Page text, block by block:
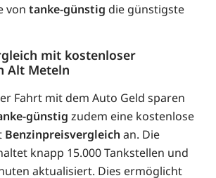
von tanke-günstig die günstigste
mit kostenloser
Alt Meteln
Fahrt mit dem Auto Geld sparen
günstig zudem eine kostenlose
Benzinpreisvergleich an. Die
knapp 15.000 Tankstellen und
aktualisiert. Dies ermöglicht